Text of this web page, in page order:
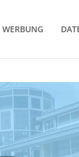
WERBUNG